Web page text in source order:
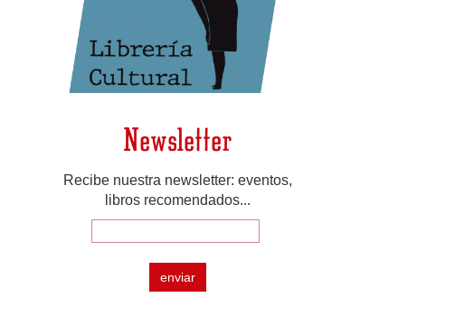
Newsletter
Recibe nuestra newsletter: eventos,
libros recomendados...
enviar